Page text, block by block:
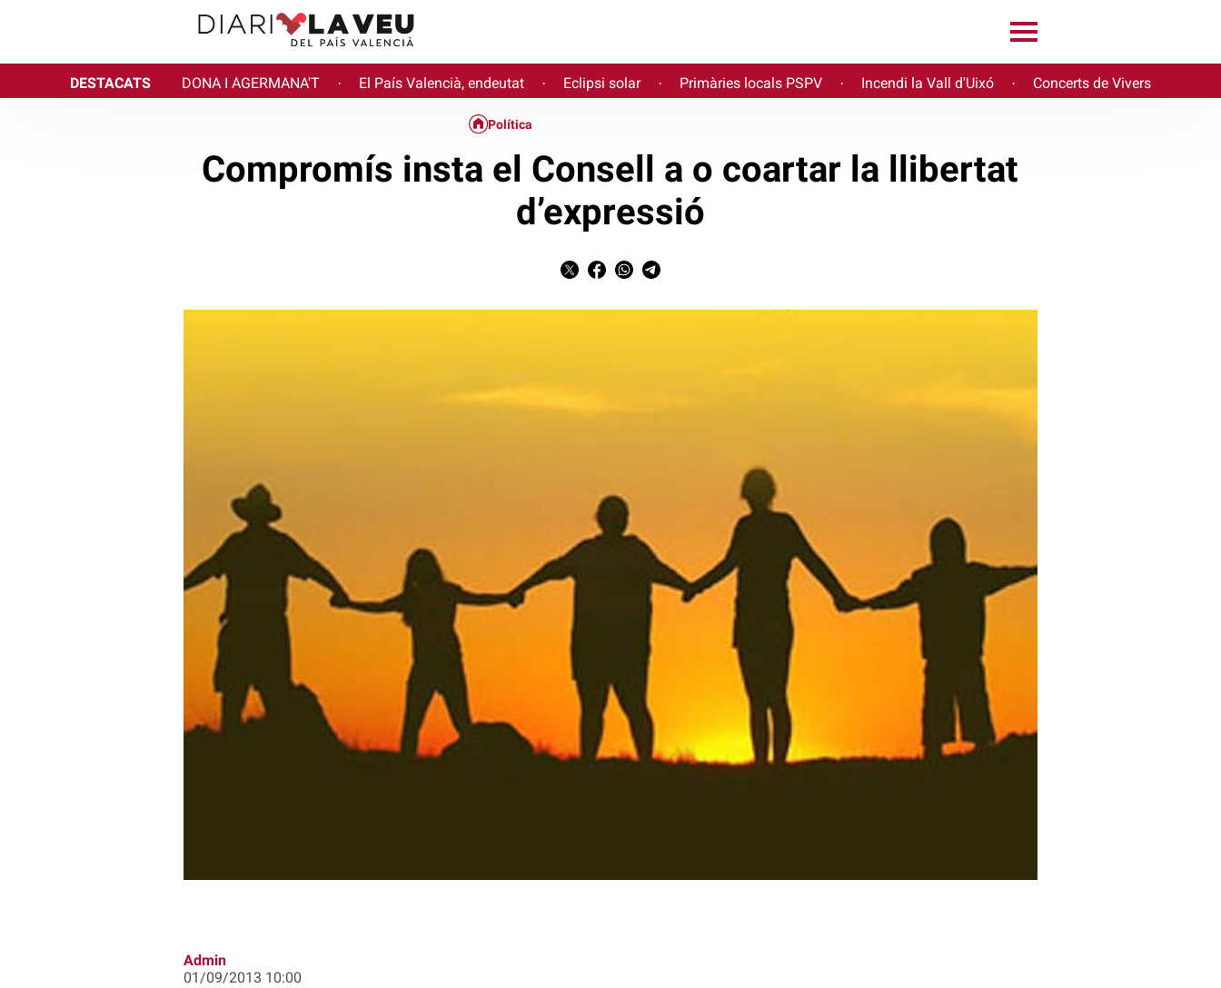
DESTACATS DONA I AGERMANA'T · El País Valencià, endeutat · Eclipsi solar · Primàries locals PSPV · Incendi la Vall d'Uixó · Concerts de Vivers
Política
Compromís insta el Consell a o coartar la llibertat
d’expressió
Admin
01/09/2013 10:00